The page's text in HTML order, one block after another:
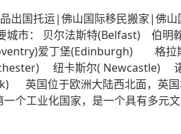
出国托运|佛山国际移民搬家|佛
主要城市： 贝尔法斯特
爱丁堡(Edinburgh)
纽卡斯尔( Newcastle)
位于欧洲大陆西北面，英国本
一个工业化国家，是一个具有